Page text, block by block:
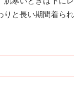
りと長い期間着られ